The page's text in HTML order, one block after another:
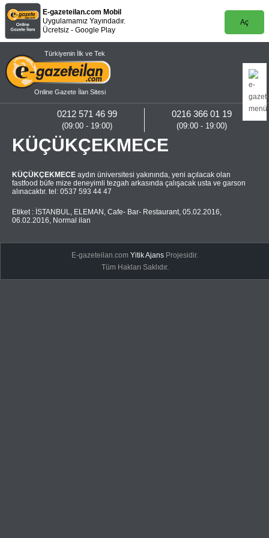
E-gazeteilan.com Mobil
Uygulamamız Yayındadır.
Ücretsiz - Google Play
Aç
Türkiyenin İlk ve Tek
Online Gazete İlan Sitesi
0216 366 01 19
(09:00 - 19:00)
0212 571 46 99
(09:00 - 19:00)
KÜÇÜKÇEKMECE
KÜÇÜKÇEKMECE aydın üniversitesi yakınında, yeni açılacak olan
fastfood büfe mize deneyimli tezgah arkasında çalışacak usta ve garson
alınacaktır. tel: 0537 593 44 47
Etiket : İSTANBUL, ELEMAN , Cafe- Bar- Restaurant, 05.02.2016,
06.02.2016, Normal ilan
E-gazeteilan.comYitik Ajans Projesidir.
Tüm Hakları Saklıdır.